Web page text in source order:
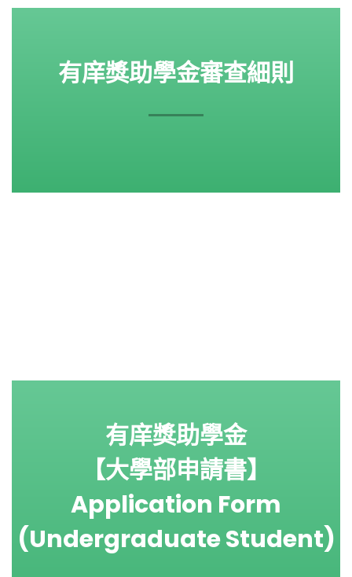
有庠獎助學金審查細則
有庠獎助學金
【大學部申請書】
Application Form
(Undergraduate Student)